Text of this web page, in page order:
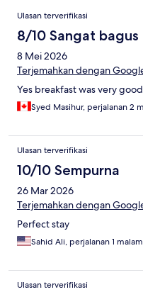
Ulasan
Ulasan terverifikasi
8/10 Sangat bagus
8 Mei 2026
Terjemahkan dengan
Yes breakfast was very
Syed Masihur, perjalanan 2
Ulasan terverifikasi
10/10 Sempurna
26 Mar 2026
Terjemahkan dengan
Perfect stay
Sahid Ali, perjalanan 1 malam
Ulasan terverifikasi